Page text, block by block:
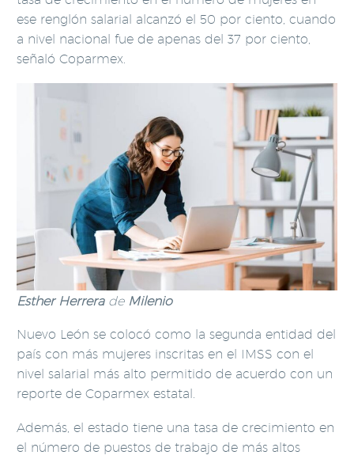
ese renglón salarial alcanzó el 50 por ciento, cuando
a nivel nacional fue de apenas del 37 por ciento,
señaló Coparmex.
Esther Herrera de Milenio
Nuevo León se colocó como la segunda entidad del
país con más mujeres inscritas en el IMSS con el
nivel salarial más alto permitido de acuerdo con un
reporte de Coparmex estatal.
Además, el estado tiene una tasa de crecimiento en
el número de puestos de trabajo de más altos